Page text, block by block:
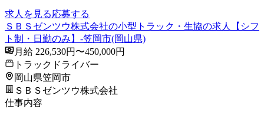
求人を見る応募する
ＳＢＳゼンツウ株式会社の小型トラック・生協の求人【シフ
ト制・日勤のみ】-笠岡市(岡山県)
月給 226,530円〜450,000円
トラックドライバー
岡山県笠岡市
ＳＢＳゼンツウ株式会社
仕事内容